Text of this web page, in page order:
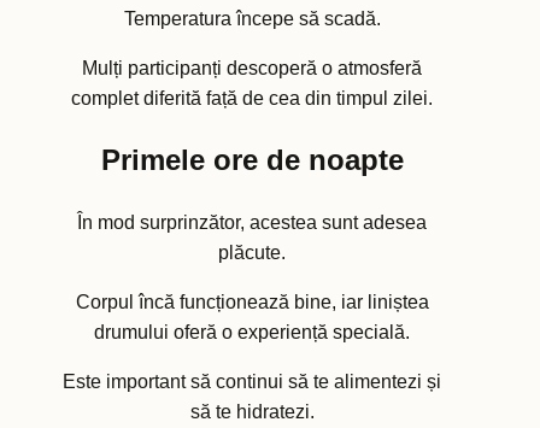
Temperatura începe să scadă.
Mulți participanți descoperă o atmosferă
complet diferită față de cea din timpul zilei.
Primele ore de noapte
În mod surprinzător, acestea sunt adesea
plăcute.
Corpul încă funcționează bine, iar liniștea
drumului oferă o experiență specială.
Este important să continui să te alimentezi și
să te hidratezi.